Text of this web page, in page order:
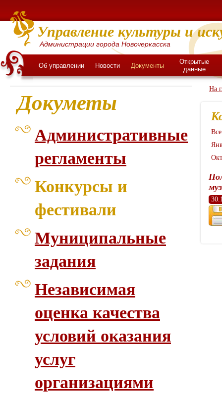
Управление культуры и
Администрации города Новочеркасска
Об управлении Новости Документы
Открытые
данные
Докуметы
Административные
регламенты
Конкурсы и
фестивали
Муниципальные
задания
Независимая
оценка качества
условий оказания
услуг
организациями
На